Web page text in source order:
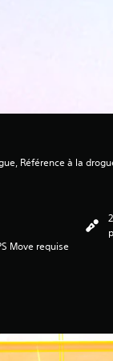
Référence à la
Move requise